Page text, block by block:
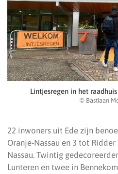
Lintjesregen in het
© Bastiaan
22 inwoners uit Ede zijn
Oranje-Nassau en 3 tot
Nassau. Twintig
Lunteren en twee in